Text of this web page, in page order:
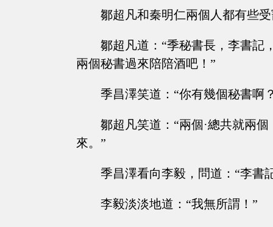
鄒超凡和秦明仁兩個人都有些
鄒超凡道：“季秘書長，李書記
兩個秘書過來陪陪酒吧！”
季昌澤笑道：“你有幾個秘書啊
鄒超凡笑道：“兩個·總共就兩
來。”
季昌澤看向李毅，問道：“李書
李毅淡淡地道：“我無所謂！”